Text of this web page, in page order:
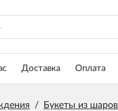
Доставка Оплата
/ Букеты из шаров